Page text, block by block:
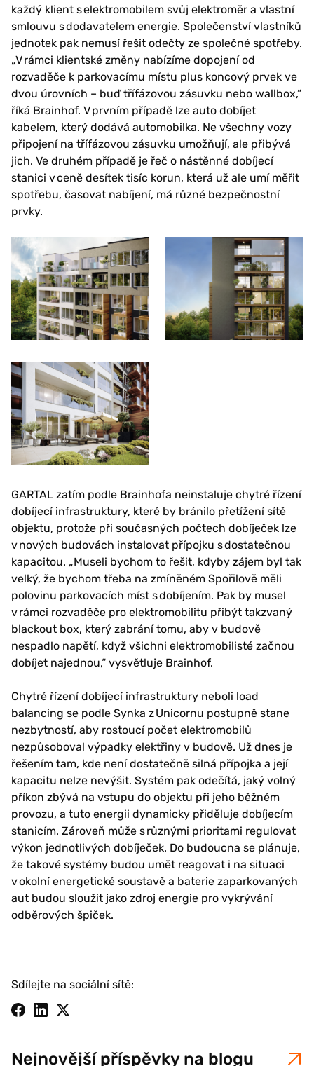
každý klient s elektromobilem svůj elektroměr a vlastní
smlouvu s dodavatelem energie. Společenství vlastníků
jednotek pak nemusí řešit odečty ze společné spotřeby.
„V rámci klientské změny nabízíme dopojení od
rozvaděče k parkovacímu místu plus koncový prvek ve
dvou úrovních – buď třífázovou zásuvku nebo wallbox,“
říká Brainhof. V prvním případě lze auto dobíjet
kabelem, který dodává automobilka. Ne všechny vozy
připojení na třífázovou zásuvku umožňují, ale přibývá
jich. Ve druhém případě je řeč o nástěnné dobíjecí
stanici v ceně desítek tisíc korun, která už ale umí měřit
spotřebu, časovat nabíjení, má různé bezpečnostní
prvky.
GARTAL zatím podle Brainhofa neinstaluje chytré řízení
dobíjecí infrastruktury, které by bránilo přetížení sítě
objektu, protože při současných počtech dobíječek lze
v nových budovách instalovat přípojku s dostatečnou
kapacitou. „Museli bychom to řešit, kdyby zájem byl tak
velký, že bychom třeba na zmíněném Spořilově měli
polovinu parkovacích míst s dobíjením. Pak by musel
v rámci rozvaděče pro elektromobilitu přibýt takzvaný
blackout box, který zabrání tomu, aby v budově
nespadlo napětí, když všichni elektromobilisté začnou
dobíjet najednou,“ vysvětluje Brainhof.
Chytré řízení dobíjecí infrastruktury neboli load
balancing se podle Synka z Unicornu postupně stane
nezbytností, aby rostoucí počet elektromobilů
nezpůsoboval výpadky elektřiny v budově. Už dnes je
řešením tam, kde není dostatečně silná přípojka a její
kapacitu nelze nevýšit. Systém pak odečítá, jaký volný
příkon zbývá na vstupu do objektu při jeho běžném
provozu, a tuto energii dynamicky přiděluje dobíjecím
stanicím. Zároveň může s různými prioritami regulovat
výkon jednotlivých dobíječek. Do budoucna se plánuje,
že takové systémy budou umět reagovat i na situaci
v okolní energetické soustavě a baterie zaparkovaných
aut budou sloužit jako zdroj energie pro vykrývání
odběrových špiček.
Sdílejte na sociální sítě:
Nejnovější příspěvky na blogu